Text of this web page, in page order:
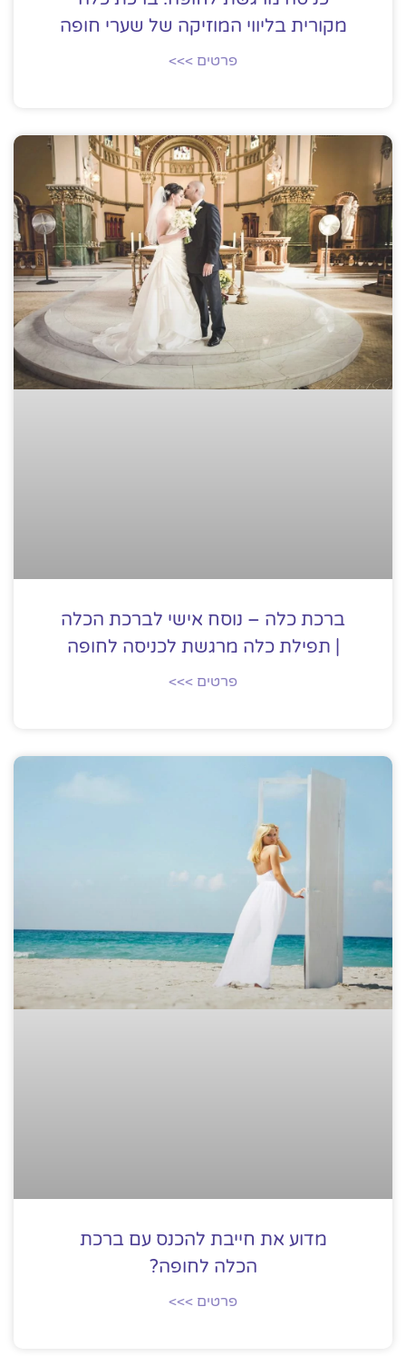
מקורית בליווי המוזיקה של שערי חופה
פרטים >>>
ברכת כלה – נוסח אישי לברכת הכלה
| תפילת כלה מרגשת לכניסה לחופה
פרטים >>>
מדוע את חייבת להכנס עם ברכת
הכלה לחופה?
פרטים >>>